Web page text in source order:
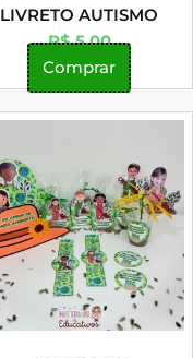
LIVRETO AUTISMO
R$5,00
Comprar